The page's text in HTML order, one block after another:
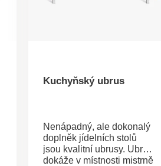
Kuchyňský ubrus
Nenápadný, ale dokonalý
doplněk jídelních stolů
jsou kvalitní ubrusy. Ubrus
dokáže v místnosti mistrně